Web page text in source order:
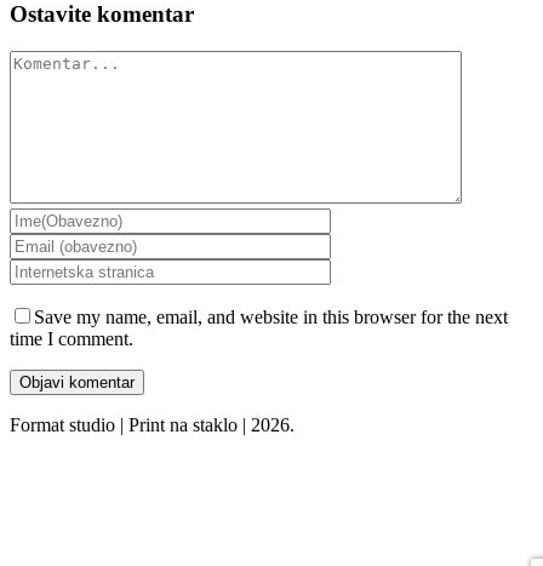
Ostavite komentar
Comment
Save my name, email, and website in this browser for the next
time I comment.
Format studio | Print na staklo | 2026.